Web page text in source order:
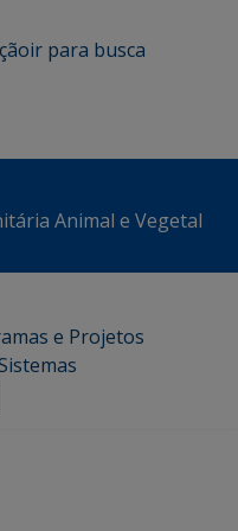
ir para busca
Animal e Vegetal
e Projetos